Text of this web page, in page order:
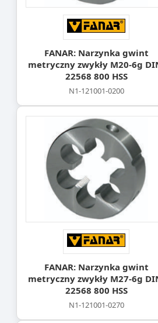
FANAR: Narzynka gwint
metryczny zwykły M20-6g
22568 800 HSS
N1-121001-0200
FANAR: Narzynka gwint
metryczny zwykły M27-6g
22568 800 HSS
N1-121001-0270